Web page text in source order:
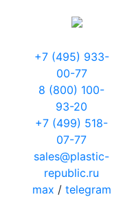
+7 (495) 933-
00-77
8 (800) 100-
93-20
+7 (499) 518-
07-77
sales@plastic-
republic.ru
max / telegram